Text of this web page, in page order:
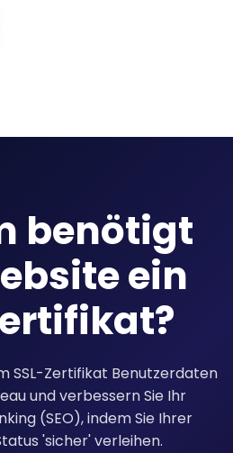
benötigt
ein
SSL-Zertifikat Benutzerdaten
und verbessern Sie Ihr
(SEO), indem Sie Ihrer
'sicher' verleihen.